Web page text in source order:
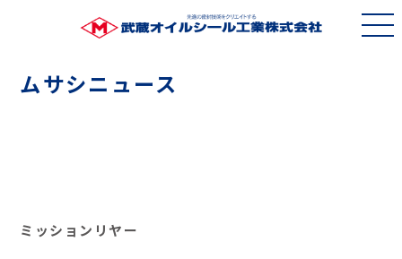
ムサシニュース
ミッションリヤー